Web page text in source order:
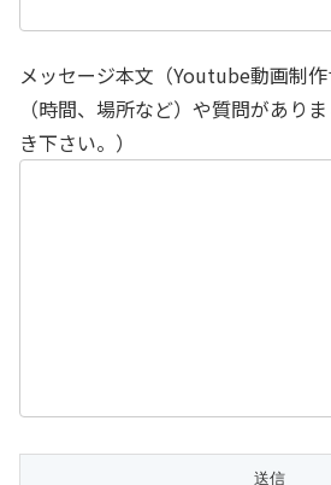
メッセージ本文（Youtube動画制
（時間、場所など）や質問があり
き下さい。）